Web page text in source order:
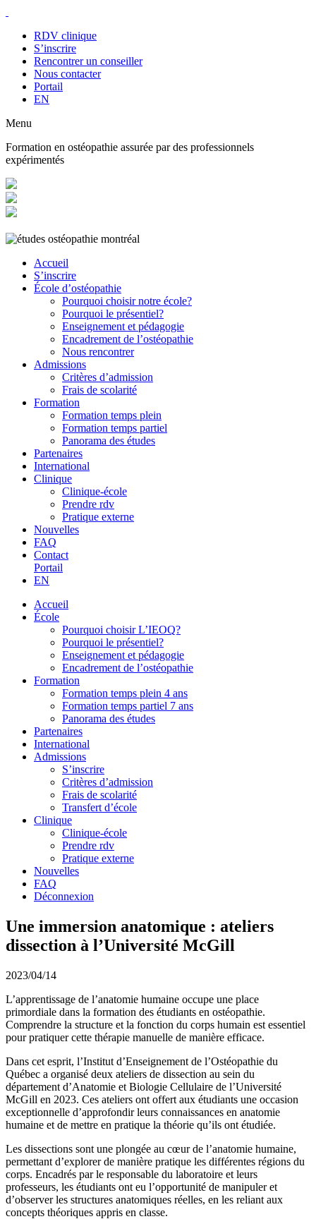
RDV clinique
S’inscrire
Rencontrer un conseiller
Nous contacter
Portail
EN
Menu
Formation en ostéopathie assurée par des professionnels
expérimentés
Accueil
S’inscrire
École d’ostéopathie
Pourquoi choisir notre école?
Pourquoi le présentiel?
Enseignement et pédagogie
Encadrement de l’ostéopathie
Nous rencontrer
Admissions
Critères d’admission
Frais de scolarité
Formation
Formation temps plein
Formation temps partiel
Panorama des études
Partenaires
International
Clinique
Clinique-école
Prendre rdv
Pratique externe
Nouvelles
FAQ
Contact
Portail
EN
Accueil
École
Pourquoi choisir L’IEOQ?
Pourquoi le présentiel?
Enseignement et pédagogie
Encadrement de l’ostéopathie
Formation
Formation temps plein 4 ans
Formation temps partiel 7 ans
Panorama des études
Partenaires
International
Admissions
S’inscrire
Critères d’admission
Frais de scolarité
Transfert d’école
Clinique
Clinique-école
Prendre rdv
Pratique externe
Nouvelles
FAQ
Déconnexion
Une immersion anatomique : ateliers
dissection à l’Université McGill
2023/04/14
L’apprentissage de l’anatomie humaine occupe une place
primordiale dans la formation des étudiants en ostéopathie.
Comprendre la structure et la fonction du corps humain est essentiel
pour pratiquer cette thérapie manuelle de manière efficace.
Dans cet esprit, l’Institut d’Enseignement de l’Ostéopathie du
Québec a organisé deux ateliers de dissection au sein du
département d’Anatomie et Biologie Cellulaire de l’Université
McGill en 2023. Ces ateliers ont offert aux étudiants une occasion
exceptionnelle d’approfondir leurs connaissances en anatomie
humaine et de mettre en pratique la théorie qu’ils ont étudiée.
Les dissections sont une plongée au cœur de l’anatomie humaine,
permettant d’explorer de manière pratique les différentes régions du
corps. Encadrés par le responsable du laboratoire et leurs
professeurs, les étudiants ont eu l’opportunité de manipuler et
d’observer les structures anatomiques réelles, en les reliant aux
concepts théoriques appris en classe.